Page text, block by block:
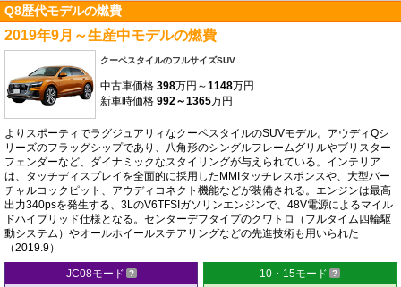
Q8歴代モデルの燃費
2019年9月～生産中モデルの燃費
クーペスタイルのフルサイズSUV
中古車価格 398万円～1148万円
新車時価格 992～1365万円
よりスポーティでラグジュアリィなクーペスタイルのSUVモデル。アウディQシ
リーズのフラッグシップであり、八角形のシングルフレームグリルやブリスター
フェンダーなど、ダイナミックなスタイリングが与えられている。インテリア
は、タッチディスプレイを全面的に採用したMMIタッチレスポンスや、大型バー
チャルコックピット、アウディコネクト機能などが装備される。エンジンは最高
出力340psを発生する、3LのV6TFSIガソリンエンジンで、48V電源によるマイル
ドハイブリッド仕様となる。センターデフタイプのクワトロ（フルタイム四輪駆
動システム）やオールホイールステアリングなどの先進技術も用いられた
（2019.9）
JC08モード 10・15モード